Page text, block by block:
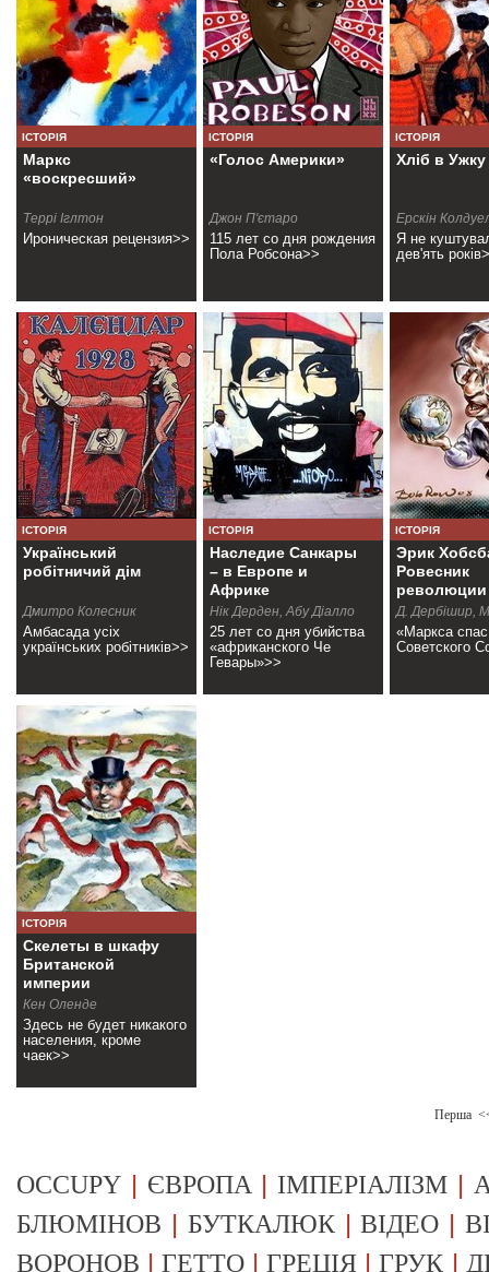
ІСТОРІЯ
Маркс
«воскресший»
Террі Іглтон
Ироническая рецензия>>
ІСТОРІЯ
«Голос Америки»
Джон П'єтаро
115 лет со дня рождения
Пола Робсона>>
ІСТОРІЯ
Хліб в Ужку
Ерскін
Я не
дев'ять
ІСТОРІЯ
Український
робітничий дім
Дмитро Колесник
Амбасада усіх
українських робітників>>
ІСТОРІЯ
Наследие Санкары
– в Европе и
Африке
Нік Дерден, Абу Діалло
25 лет со дня убийства
«африканского Че
Гевары»>>
ІСТОРІЯ
Эрик
Ровесник
революции
Д. Дербішир,
«Маркса
Советского
ІСТОРІЯ
Скелеты в шкафу
Британской
империи
Кен Оленде
Здесь не будет никакого
населения, кроме
чаек>>
Перша
OCCUPY | ЄВРОПА | ІМПЕРІАЛІЗМ |
БЛЮМІНОВ | БУТКАЛЮК|ВІДЕО |
ВОРОНОВ |ГЕТТО |ГРЕЦІЯ |ГРУК |